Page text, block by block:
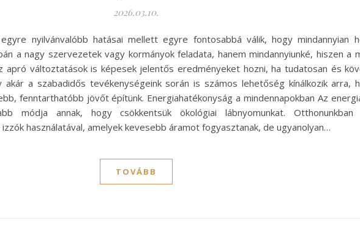
2026.03.10.
nyilvánvalóbb hatásai mellett egyre fontosabbá válik, hogy mindannyian
a nagy szervezetek vagy kormányok feladata, hanem mindannyiunké, hiszen a
apró változtatások is képesek jelentős eredményeket hozni, ha tudatosan és
akár a szabadidős tevékenységeink során is számos lehetőség kínálkozik arra,
fenntarthatóbb jövőt építünk. Energiahatékonyság a mindennapokban Az
módja annak, hogy csökkentsük ökológiai lábnyomunkat.
használatával, amelyek kevesebb áramot fogyasztanak, de ugyanolyan…
TOVÁBB